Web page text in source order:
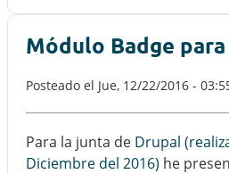
Módulo Badge
Posteado el Jue, 12/22/2016 -
Para la junta de Drupal
Diciembre del 2016) he